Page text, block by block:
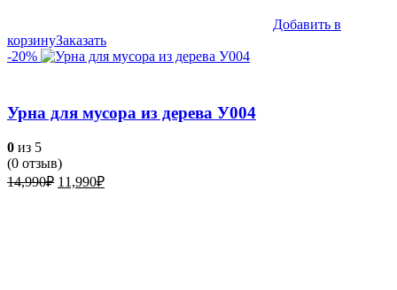
Добавить в
корзинуЗаказать
-20%
Урна для мусора из дерева У004
0 из 5
(0 отзыв)
14,990₽ Первоначальная
11,990₽Текущая